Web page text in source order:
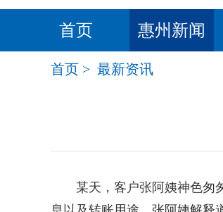
首页 惠州新闻
首页 > 最新资讯
某天，客户张阿姨神色匆匆